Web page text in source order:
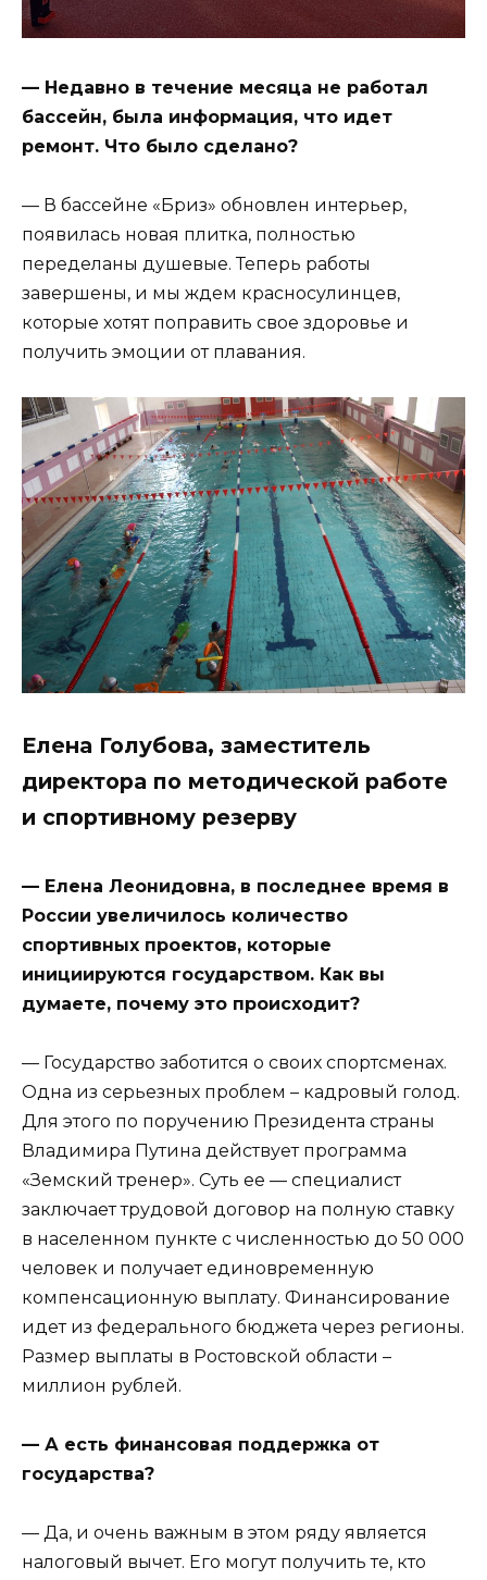
— Недавно в течение месяца не работал
бассейн, была информация, что идет
ремонт. Что было сделано?
— В бассейне «Бриз» обновлен интерьер,
появилась новая плитка, полностью
переделаны душевые. Теперь работы
завершены, и мы ждем красносулинцев,
которые хотят поправить свое здоровье и
получить эмоции от плавания.
Елена Голубова, заместитель
директора по методической работе
и спортивному резерву
— Елена Леонидовна, в последнее время в
России увеличилось количество
спортивных проектов, которые
инициируются государством. Как вы
думаете, почему это происходит?
— Государство заботится о своих спортсменах.
Одна из серьезных проблем – кадровый голод.
Для этого по поручению Президента страны
Владимира Путина действует программа
«Земский тренер». Суть ее — специалист
заключает трудовой договор на полную ставку
в населенном пункте с численностью до 50 000
человек и получает единовременную
компенсационную выплату. Финансирование
идет из федерального бюджета через регионы.
Размер выплаты в Ростовской области –
миллион рублей.
— А есть финансовая поддержка от
государства?
— Да, и очень важным в этом ряду является
налоговый вычет. Его могут получить те, кто